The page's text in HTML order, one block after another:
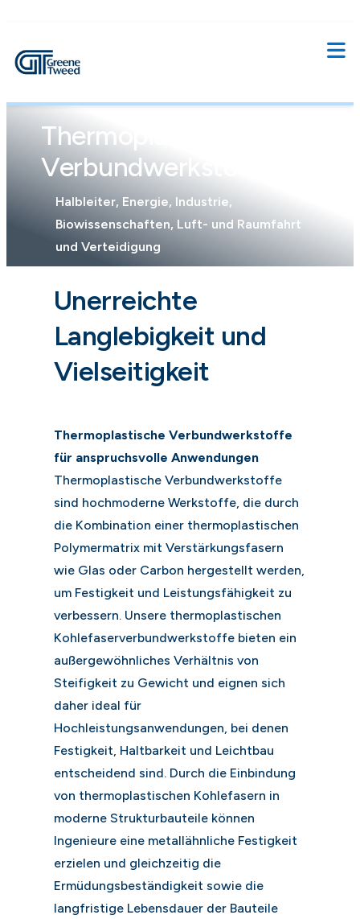
Thermoplastische
Verbundwerkstoffe
Halbleiter, Energie, Industrie,
Biowissenschaften, Luft- und Raumfahrt
und Verteidigung
Unerreichte
Langlebigkeit und
Vielseitigkeit
Thermoplastische Verbundwerkstoffe
für anspruchsvolle Anwendungen
Thermoplastische Verbundwerkstoffe
sind hochmoderne Werkstoffe, die durch
die Kombination einer thermoplastischen
Polymermatrix mit Verstärkungsfasern
wie Glas oder Carbon hergestellt werden,
um Festigkeit und Leistungsfähigkeit zu
verbessern. Unsere thermoplastischen
Kohlefaserverbundwerkstoffe bieten ein
außergewöhnliches Verhältnis von
Steifigkeit zu Gewicht und eignen sich
daher ideal für
Hochleistungsanwendungen, bei denen
Festigkeit, Haltbarkeit und Leichtbau
entscheidend sind. Durch die Einbindung
von thermoplastischen Kohlefasern in
moderne Strukturbauteile können
Ingenieure eine metallähnliche Festigkeit
erzielen und gleichzeitig die
Ermüdungsbeständigkeit sowie die
langfristige Lebensdauer der Bauteile